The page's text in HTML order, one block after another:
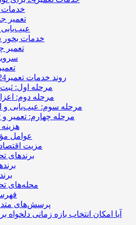
خدمات
تعمیر
عیب‌یابی
خدمات
روند خدمات تعمیر24؛ از تماس تا تحویل
مرحله اول:
مرحله دوم:
مرحله سوم: عیب‌یابی و
مرحله چهارم: تعمیر
هزینه
عوامل
مزیت
برندهای
محله‌های
پرسش‌های